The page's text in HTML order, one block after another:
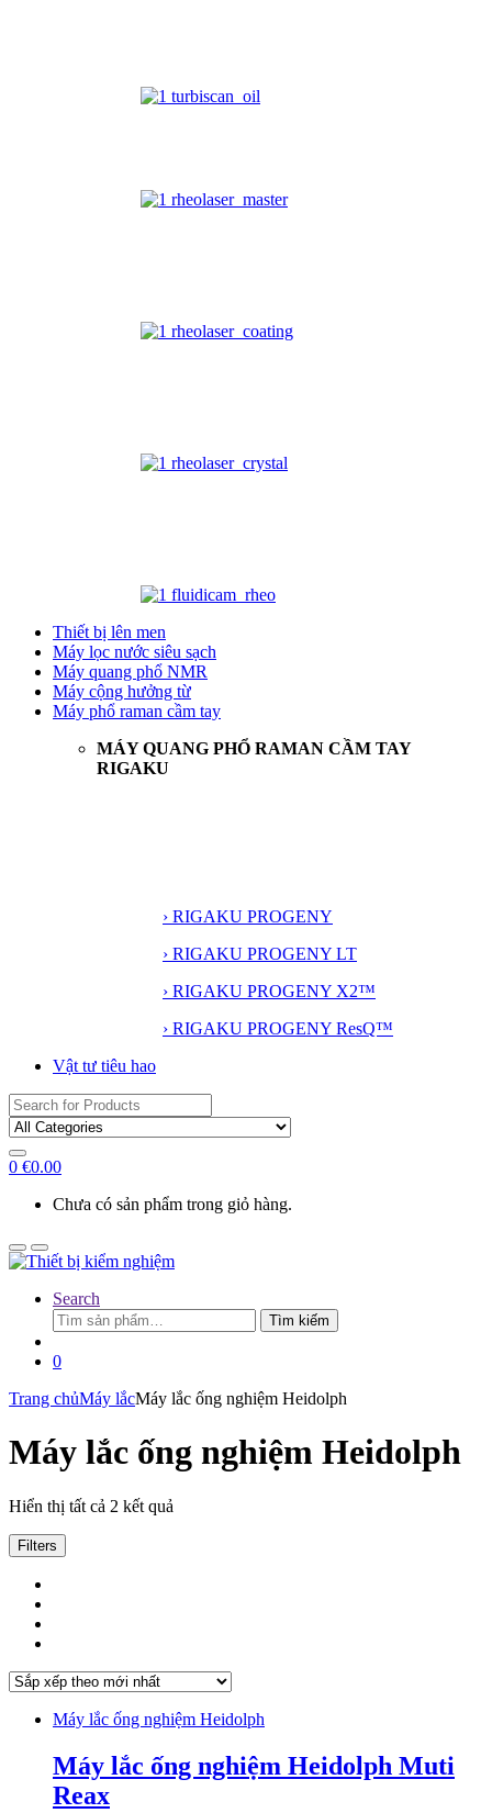
Thiết bị lên men
Máy lọc nước siêu sạch
Máy quang phổ NMR
Máy cộng hưởng từ
Máy phổ raman cầm tay
MÁY QUANG PHỔ RAMAN CẦM TAY
RIGAKU
› RIGAKU PROGENY
› RIGAKU PROGENY LT
› RIGAKU PROGENY X2™
› RIGAKU PROGENY ResQ™
Vật tư tiêu hao
Search
for:
0 €0.00
Chưa có sản phẩm trong giỏ hàng.
Search
Tìm
kiếm:
Tìm kiếm
0
Trang chủMáy lắcMáy lắc ống nghiệm Heidolph
Máy lắc ống nghiệm Heidolph
Hiển thị tất cả 2 kết quả
Filters
Máy lắc ống nghiệm Heidolph
Máy lắc ống nghiệm Heidolph Muti
Reax